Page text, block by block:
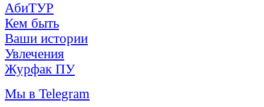
АбиТУР
Кем быть
Ваши истории
Увлечения
Журфак ПУ
Мы в Telegram